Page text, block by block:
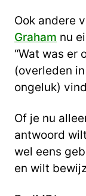
Ook andere
Graham nu
“Wat was er
(overleden
ongeluk)
Of je nu
antwoord
wel eens
en wilt